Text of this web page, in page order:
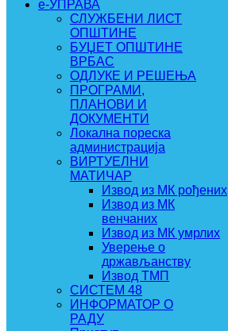
e-УПРАВА
СЛУЖБЕНИ ЛИСТ
ОПШТИНЕ
БУЏЕТ ОПШТИНЕ
ВРБАС
ОДЛУКЕ И РЕШЕЊА
ПРОГРАМИ,
ПЛАНОВИ И
ДОКУМЕНТИ
Локална пореска
администрација
ВИРТУЕЛНИ
МАТИЧАР
Извод из МК рођених
Извод из МК
венчаних
Извод из МК умрлих
Уверење о
држављанству
Извод ТМП
СИСТЕМ 48
ИНФОРМАТОР О
РАДУ